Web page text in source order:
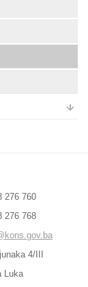
276 760
276 768
4/III
Luka